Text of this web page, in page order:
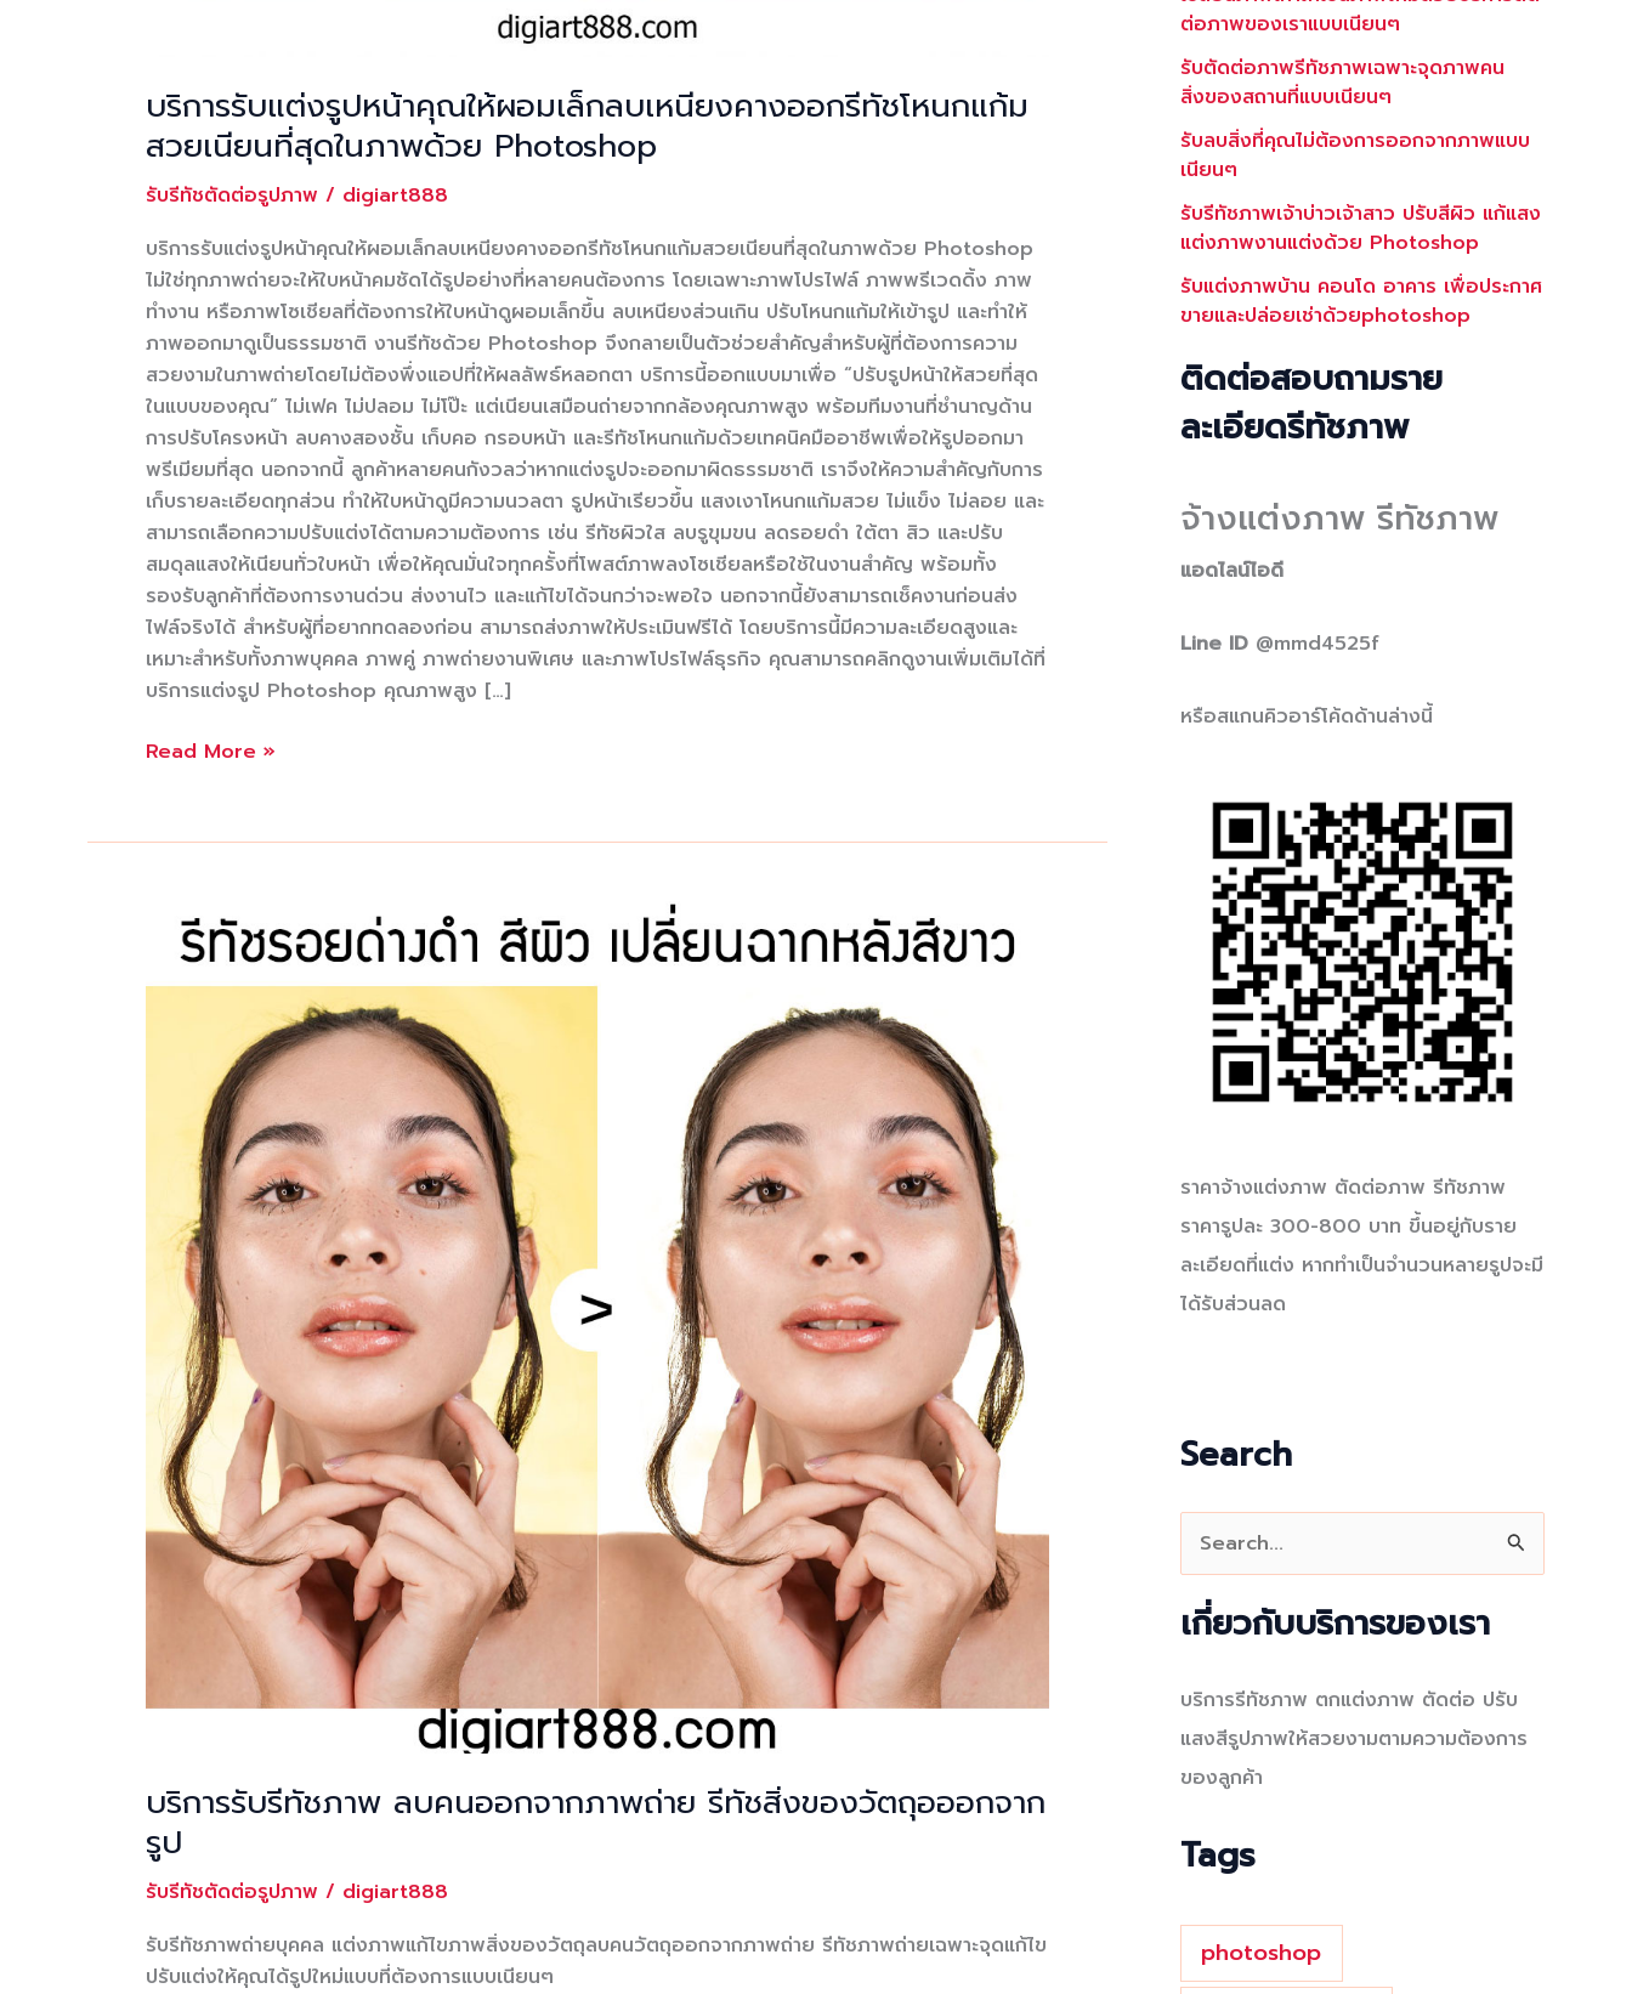
บริการรับแต่งรูปหน้าคุณให้ผอมเล็กลบเหนียงคางออกรีทัชโหนกแก้ม
สวยเนียนที่สุดในภาพด้วย Photoshop
รับรีทัชตัดต่อรูปภาพ / digiart888
บริการรับแต่งรูปหน้าคุณให้ผอมเล็กลบเหนียงคางออกรีทัชโหนกแก้มสวยเนียนที่สุดในภาพด้วย Photoshop
ไม่ใช่ทุกภาพถ่ายจะให้ใบหน้าคมชัดได้รูปอย่างที่หลายคนต้องการ โดยเฉพาะภาพโปรไฟล์ ภาพพรีเวดดิ้ง ภาพ
ทำงาน หรือภาพโซเชียลที่ต้องการให้ใบหน้าดูผอมเล็กขึ้น ลบเหนียงส่วนเกิน ปรับโหนกแก้มให้เข้ารูป และทำให้
ภาพออกมาดูเป็นธรรมชาติ งานรีทัชด้วย Photoshop จึงกลายเป็นตัวช่วยสำคัญสำหรับผู้ที่ต้องการความ
สวยงามในภาพถ่ายโดยไม่ต้องพึ่งแอปที่ให้ผลลัพธ์หลอกตา บริการนี้ออกแบบมาเพื่อ “ปรับรูปหน้าให้สวยที่สุด
ในแบบของคุณ” ไม่เฟค ไม่ปลอม ไม่โป๊ะ แต่เนียนเสมือนถ่ายจากกล้องคุณภาพสูง พร้อมทีมงานที่ชำนาญด้าน
การปรับโครงหน้า ลบคางสองชั้น เก็บคอ กรอบหน้า และรีทัชโหนกแก้มด้วยเทคนิคมืออาชีพเพื่อให้รูปออกมา
พรีเมียมที่สุด นอกจากนี้ ลูกค้าหลายคนกังวลว่าหากแต่งรูปจะออกมาผิดธรรมชาติ เราจึงให้ความสำคัญกับการ
เก็บรายละเอียดทุกส่วน ทำให้ใบหน้าดูมีความนวลตา รูปหน้าเรียวขึ้น แสงเงาโหนกแก้มสวย ไม่แข็ง ไม่ลอย และ
สามารถเลือกความปรับแต่งได้ตามความต้องการ เช่น รีทัชผิวใส ลบรูขุมขน ลดรอยดำ ใต้ตา สิว และปรับ
สมดุลแสงให้เนียนทั่วใบหน้า เพื่อให้คุณมั่นใจทุกครั้งที่โพสต์ภาพลงโซเชียลหรือใช้ในงานสำคัญ พร้อมทั้ง
รองรับลูกค้าที่ต้องการงานด่วน ส่งงานไว และแก้ไขได้จนกว่าจะพอใจ นอกจากนี้ยังสามารถเช็คงานก่อนส่ง
ไฟล์จริงได้ สำหรับผู้ที่อยากทดลองก่อน สามารถส่งภาพให้ประเมินฟรีได้ โดยบริการนี้มีความละเอียดสูงและ
เหมาะสำหรับทั้งภาพบุคคล ภาพคู่ ภาพถ่ายงานพิเศษ และภาพโปรไฟล์ธุรกิจ คุณสามารถคลิกดูงานเพิ่มเติมได้ที่
บริการแต่งรูป Photoshop คุณภาพสูง […]
บริการ
รูป
โหนก
แก้ม
ภาพ
ด้วย
Photoshop
Read More »
บริการรับรีทัชภาพ ลบคนออกจากภาพถ่าย รีทัชสิ่งของวัตถุอออกจาก
รูป
รับรีทัชตัดต่อรูปภาพ / digiart888
รับรีทัชภาพถ่ายบุคคล แต่งภาพแก้ไขภาพสิ่งของวัตถุลบคนวัตถุออกจากภาพถ่าย รีทัชภาพถ่ายเฉพาะจุดแก้ไข
ปรับแต่งให้คุณได้รูปใหม่แบบที่ต้องการแบบเนียนๆ
ต่อภาพของเราแบบเนียนๆ
รับตัดต่อภาพรีทัชภาพเฉพาะจุดภาพคน
สิ่งของสถานที่แบบเนียนๆ
รับลบสิ่งที่คุณไม่ต้องการออกจากภาพแบบ
เนียนๆ
รับรีทัชภาพเจ้าบ่าวเจ้าสาว ปรับสีผิว แก้แสง
แต่งภาพงานแต่งด้วย Photoshop
รับแต่งภาพบ้าน คอนโด อาคาร เพื่อประกาศ
ขายและปล่อยเช่าด้วยphotoshop
ติดต่อสอบถามราย
ละเอียดรีทัชภาพ
จ้างแต่งภาพ รีทัชภาพ
แอดไลน์ไอดี
Line ID @mmd4525f
หรือสแกนคิวอาร์โค้ดด้านล่างนี้
ราคาจ้างแต่งภาพ ตัดต่อภาพ รีทัชภาพ
ราคารูปละ 300-800 บาท ขึ้นอยู่กับราย
ละเอียดที่แต่ง หากทำเป็นจำนวนหลายรูปจะมี
ได้รับส่วนลด
Search
e
a
r
เกี่ยวกับบริการของเรา
บริการรีทัชภาพ ตกแต่งภาพ ตัดต่อ ปรับ
แสงสีรูปภาพให้สวยงามตามความต้องการ
ของลูกค้า
Tags
photoshop